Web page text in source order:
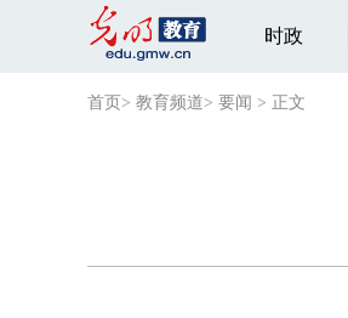
时政
首页 > 教育频道> 要闻 > 正文